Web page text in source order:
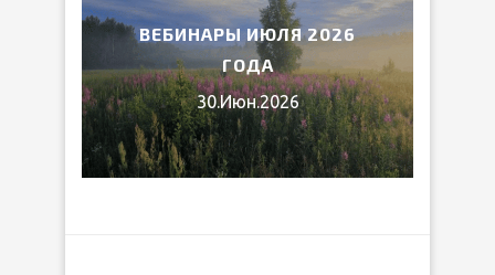
ВЕБИНАРЫ ИЮЛЯ 2026
ГОДА
30.Июн.2026